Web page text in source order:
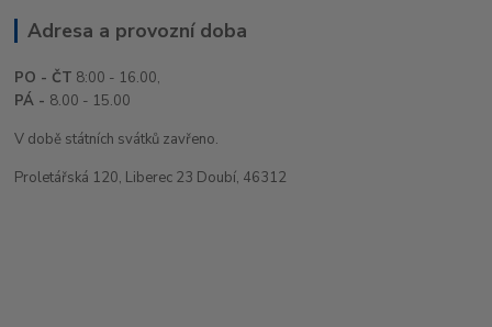
Adresa a provozní doba
PO - ČT 8:00 - 16.00,
PÁ - 8.00 - 15.00
V době státních svátků zavřeno.
Proletářská 120, Liberec 23 Doubí, 46312